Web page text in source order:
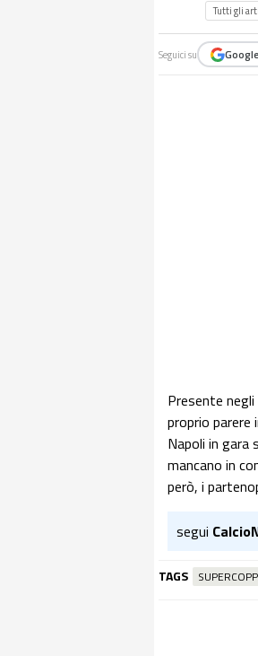
Tutti gli
Seguici su Google
Presente
proprio parere
Napoli in gara
mancano in
però, i
segui
TAGS